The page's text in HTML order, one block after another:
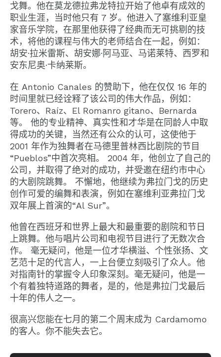
戈舞。他在莫龙德拉弗龙特拉开始了他卓有成效的
职业生涯，当时他只有 7 岁。他进入了塞维利亚皇
家音乐学院，在那里他获得了经典而无可挑剔的技
术，将他的课程与伟大的老师结合在一起，例如：
胡安·拉米雷斯、胡安娜·阿马亚、马诺莱特、西罗和
安东尼奥·卡纳莱斯。
在 Antonio Canales 的赞助下，他在仅仅 16 年的
时间里就已经诠释了该公司的伟大作品，例如：
Torero、Raíz、El Romanro gitano、Bernarda
等。 他的专业精神、真实性和才华是在同龄人中取
得成功的关键，当然还有公众的认可，这使他于
2001 年作为独舞者在马德里普林西比剧院的节目
“Pueblos”中首次亮相。 2004 年，他创立了自己的
公司，并取得了绝对的成功，并受邀在纽约市中心
的大剧院跳舞。 不懈地，他继续为弗拉门戈的历史
创作可爱的编舞和表演，例如在塞维利亚弗拉门戈
双年展上首演的“Al Sur”。
他曾在西班牙和世界上最大和最重要的剧院和节日
上跳舞。他与唱片公司和电视节目进行了无数次合
作。 毫无疑问，他是一位才华横溢、个性张扬、文
艺范十足的代言人，一上台便立刻吸引了众人。他
对指南针的掌握令人印象深刻。毫无疑问，他是一
个有着独特道路的舞者，是的，他是弗拉门戈最后
十年的伟人之一。
很高兴您能在七月的第二个周末成为 Cardamomo
的客人。你不能失去它。